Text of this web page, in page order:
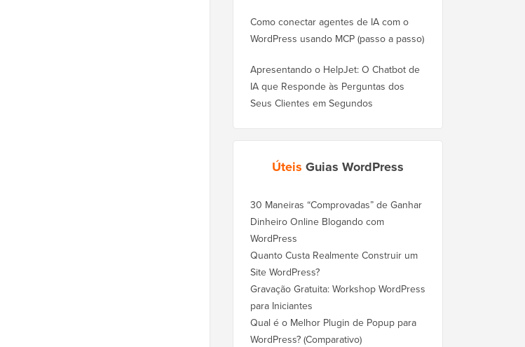
Como conectar agentes de IA com o
WordPress usando MCP (passo a passo)
Apresentando o HelpJet: O Chatbot de
IA que Responde às Perguntas dos
Seus Clientes em Segundos
Úteis Guias WordPress
30 Maneiras “Comprovadas” de Ganhar
Dinheiro Online Blogando com
WordPress
Quanto Custa Realmente Construir um
Site WordPress?
Gravação Gratuita: Workshop WordPress
para Iniciantes
Qual é o Melhor Plugin de Popup para
WordPress? (Comparativo)